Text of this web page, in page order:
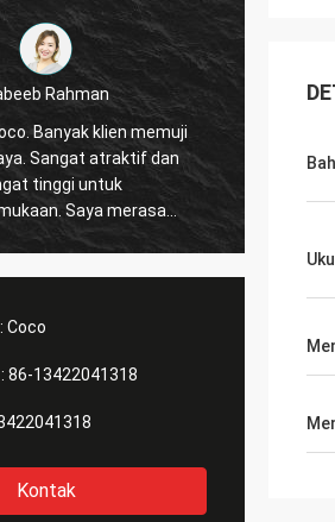
galletti
pekerjaan dengan
Coco
86-13422041318
Kontak